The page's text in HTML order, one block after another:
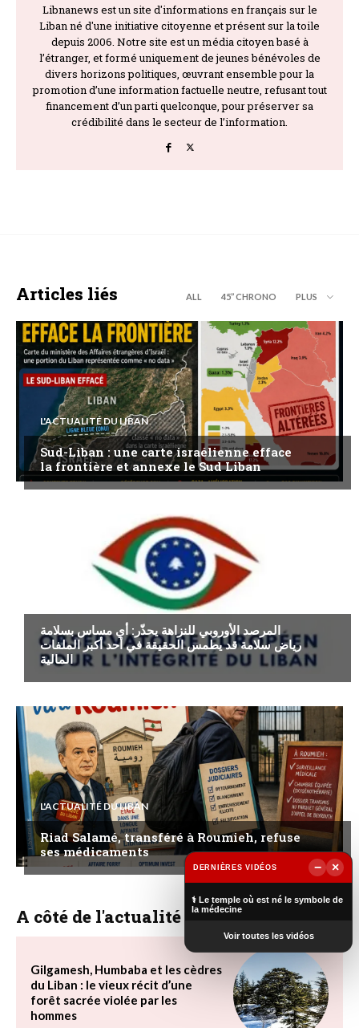
Libnanews est un site d'informations en français sur le
Liban né d'une initiative citoyenne et présent sur la toile
depuis 2006. Notre site est un média citoyen basé à
l’étranger, et formé uniquement de jeunes bénévoles de
divers horizons politiques, œuvrant ensemble pour la
promotion d’une information factuelle neutre, refusant tout
financement d’un parti quelconque, pour préserver sa
crédibilité dans le secteur de l’information.
Articles liés ALL 45’’ CHRONO PLUS
L'ACTUALITÉ DU LIBAN
Sud-Liban : une carte israélienne efface
la frontière et annexe le Sud Liban
المرصد الأوروبي للنزاهة يحذّر: أي مساس بسلامة
رياض سلامة قد يطمس الحقيقة في أحد أكبر الملفات
المالية
L'ACTUALITÉ DU LIBAN
Riad Salamé, transféré à Roumieh, refuse
ses médicaments
A côté de l'actualité
Gilgamesh, Humbaba et les cèdres
du Liban : le vieux récit d’une
forêt sacrée violée par les
hommes
DERNIÈRES VIDÉOS −
×
⚕️ Le temple où est né le symbole de
la médecine
Voir toutes les vidéos